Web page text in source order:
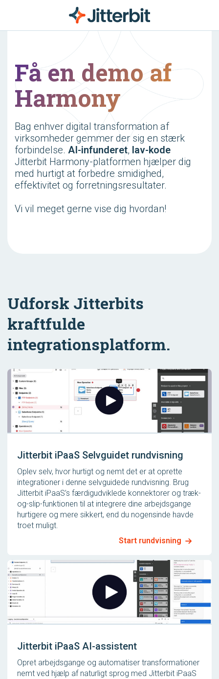
Få en demo af
Harmony
Bag enhver digital transformation af
virksomheder gemmer der sig en stærk
forbindelse. AI-infunderet, lav-kode
Jitterbit Harmony-platformen hjælper dig
med hurtigt at forbedre smidighed,
effektivitet og forretningsresultater.
Vi vil meget gerne vise dig hvordan!
Udforsk Jitterbits
kraftfulde
integrationsplatform.
Jitterbit iPaaS Selvguidet rundvisning
Oplev selv, hvor hurtigt og nemt det er at oprette
integrationer i denne selvguidede rundvisning. Brug
Jitterbit iPaaS’s færdigudviklede konnektorer og træk-
og-slip-funktionen til at integrere dine arbejdsgange
hurtigere og mere sikkert, end du nogensinde havde
troet muligt.
Start rundvisning
Jitterbit iPaaS AI-assistent
Opret arbejdsgange og automatiser transformationer
nemt ved hjælp af naturligt sprog med Jitterbit iPaaS